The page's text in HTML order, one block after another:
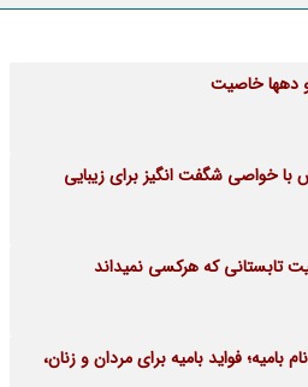
و دهها خاصیت
خواصی شگفت انگیز برای زیبایی
تابستانی که هرکسی نمیداند
فواید بامیه برای مردان و زنان،